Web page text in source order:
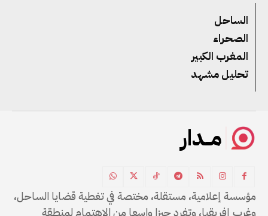
الساحل
الصحراء
المغرب الكبير
تحليل مشهد
مــدار
مؤسسة إعلامية، مستقلة، مختصة في تغطية قضايا الساحل،
وغرب إفريقيا، وتفرد حيزا واسعا من الاهتمام لمنطقة